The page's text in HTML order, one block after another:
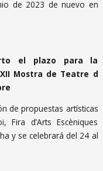
de 2023 de nuevo en
el plazo para la
Mostra de Teatre d
de propuestas artísticas
Fira d’Arts Escèniques
y se celebrará del 24 al